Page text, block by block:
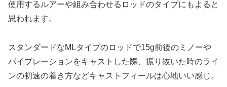
使用するルアーや組み合わせるロッドのタイプにもよると
思われます。
スタンダードなMLタイプのロッドで15g前後のミノーや
バイブレーションをキャストした際、振り抜いた時のライ
ンの初速の着き方などキャストフィールは心地いい感じ。